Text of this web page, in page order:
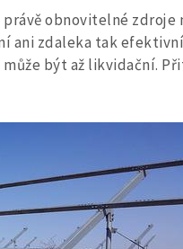
obnovitelné zdroje
ani zdaleka tak
být až likvidační.